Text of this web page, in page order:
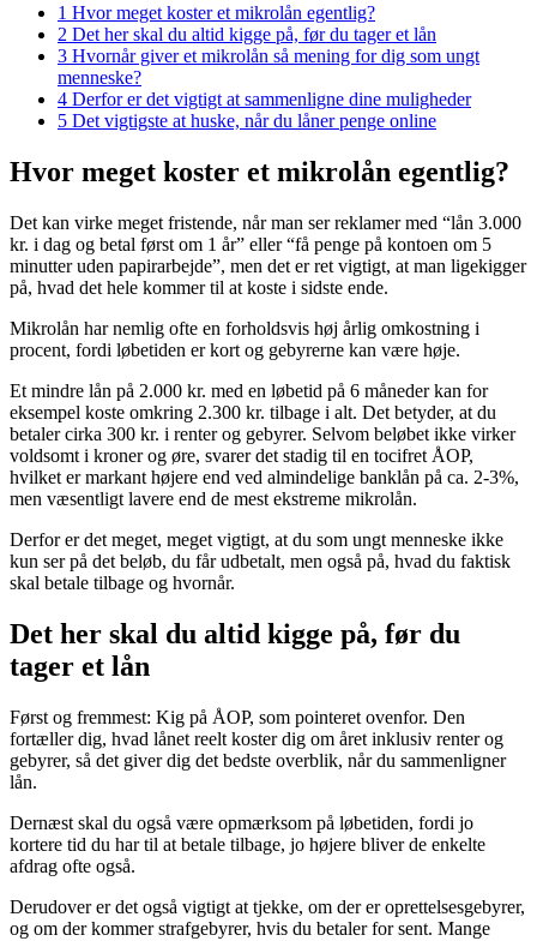
1 Hvor meget koster et mikrolån egentlig?
2 Det her skal du altid kigge på, før du tager et lån
3 Hvornår giver et mikrolån så mening for dig som ungt
menneske?
4 Derfor er det vigtigt at sammenligne dine muligheder
5 Det vigtigste at huske, når du låner penge online
Hvor meget koster et mikrolån egentlig?
Det kan virke meget fristende, når man ser reklamer med “lån 3.000
kr. i dag og betal først om 1 år” eller “få penge på kontoen om 5
minutter uden papirarbejde”, men det er ret vigtigt, at man ligekigger
på, hvad det hele kommer til at koste i sidste ende.
Mikrolån har nemlig ofte en forholdsvis høj årlig omkostning i
procent, fordi løbetiden er kort og gebyrerne kan være høje.
Et mindre lån på 2.000 kr. med en løbetid på 6 måneder kan for
eksempel koste omkring 2.300 kr. tilbage i alt. Det betyder, at du
betaler cirka 300 kr. i renter og gebyrer. Selvom beløbet ikke virker
voldsomt i kroner og øre, svarer det stadig til en tocifret ÅOP,
hvilket er markant højere end ved almindelige banklån på ca. 2-3%,
men væsentligt lavere end de mest ekstreme mikrolån.
Derfor er det meget, meget vigtigt, at du som ungt menneske ikke
kun ser på det beløb, du får udbetalt, men også på, hvad du faktisk
skal betale tilbage og hvornår.
Det her skal du altid kigge på, før du
tager et lån
Først og fremmest: Kig på ÅOP, som pointeret ovenfor. Den
fortæller dig, hvad lånet reelt koster dig om året inklusiv renter og
gebyrer, så det giver dig det bedste overblik, når du sammenligner
lån.
Dernæst skal du også være opmærksom på løbetiden, fordi jo
kortere tid du har til at betale tilbage, jo højere bliver de enkelte
afdrag ofte også.
Derudover er det også vigtigt at tjekke, om der er oprettelsesgebyrer,
og om der kommer strafgebyrer, hvis du betaler for sent. Mange